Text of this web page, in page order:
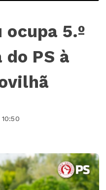
ocupa 5.º
PS à